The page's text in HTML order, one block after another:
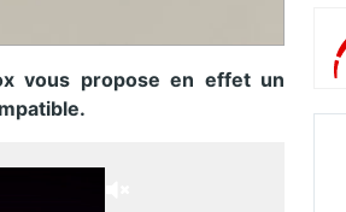
vous propose en effet un